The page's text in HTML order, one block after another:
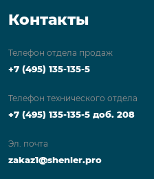
Контакты
Телефон отдела продаж
+7 (495) 135-135-5
Телефон технического отдела
+7 (495) 135-135-5 доб. 208
Эл. почта
zakaz1@shenler.pro